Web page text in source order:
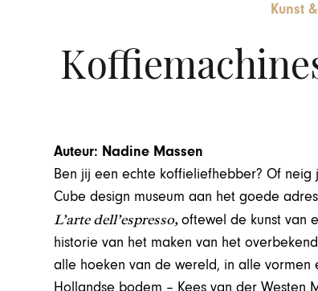
Kunst
Auteur: Nadine Massen
Ben jij een echte koffieliefhebber? Of
Cube design museum aan het goede
L’arte dell’espresso,oftewel de kunst van
historie van het maken van het
alle hoeken van de wereld, in alle vormen